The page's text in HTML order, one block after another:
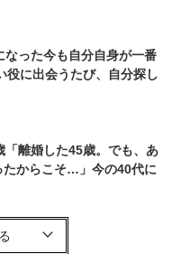
なった今も自分自身が一番
役に出会うたび、自分探し
「離婚した45歳。でも、あ
たからこそ…」今の40代に
白Tシャツは「パール×ゴー